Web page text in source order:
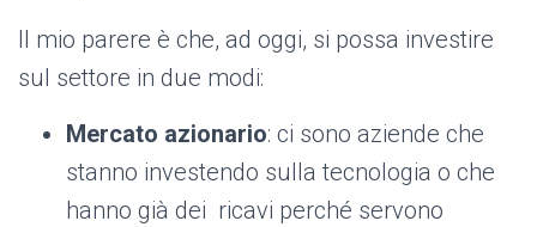
Il mio parere è che, ad oggi, si possa investire
sul settore in due modi:
Mercato azionario: ci sono aziende che
stanno investendo sulla tecnologia o che
hanno già dei ricavi perché servono